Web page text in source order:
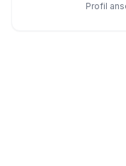
Profil